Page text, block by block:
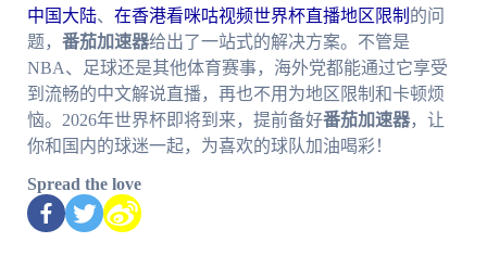
中国大陆、 在香港看咪咕视频世界杯直播地区限制 的问
题， 番茄加速器给出了一站式的解决方案。不管是
NBA、足球还是其他体育赛事，海外党都能通过它享受
到流畅的中文解说直播，再也不用为地区限制和卡顿烦
恼。2026年世界杯即将到来，提前备好番茄加速器，让
你和国内的球迷一起，为喜欢的球队加油喝彩！
Spread the love